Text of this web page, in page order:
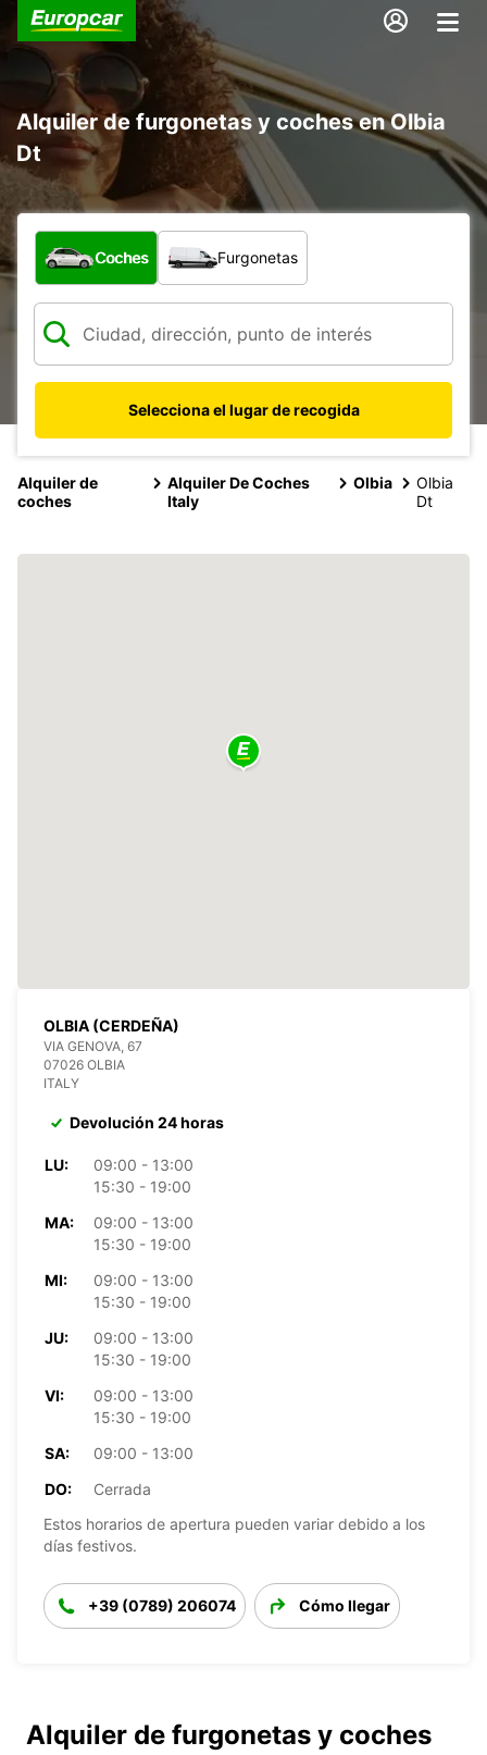
Alquiler de furgonetas y coches en Olbia
Dt
¿Qué tipo de vehículo?
Coches Furgonetas
Selecciona el lugar de recogida
Alquiler de
coches
Alquiler De Coches
Italy
Olbia
Olbia
Dt
OLBIA (CERDEÑA)
VIA GENOVA, 67
07026 OLBIA
ITALY
Devolución 24 horas
LU:
09:00 - 13:00
15:30 - 19:00
MA:
09:00 - 13:00
15:30 - 19:00
MI:
09:00 - 13:00
15:30 - 19:00
JU:
09:00 - 13:00
15:30 - 19:00
VI:
09:00 - 13:00
15:30 - 19:00
SA:
09:00 - 13:00
DO:
Cerrada
Estos horarios de apertura pueden variar debido a los
días festivos.
+39 (0789) 206074 Cómo llegar
Alquiler de furgonetas y coches